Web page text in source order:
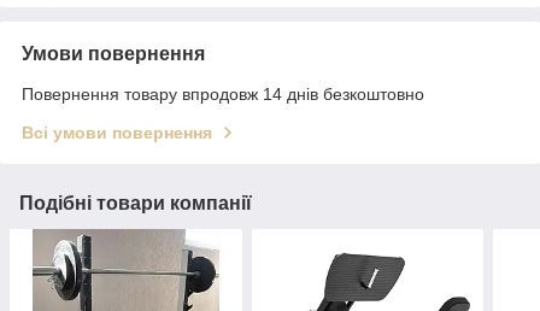
Умови повернення
Повернення товару впродовж 14 днів безкоштовно
Всі умови повернення
Подібні товари компанії